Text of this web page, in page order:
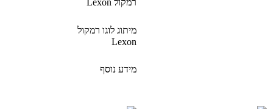
מיתוג לוגו רמקול
Lexon
מידע נוסף